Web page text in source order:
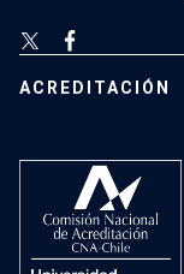
ACREDITACIÓN